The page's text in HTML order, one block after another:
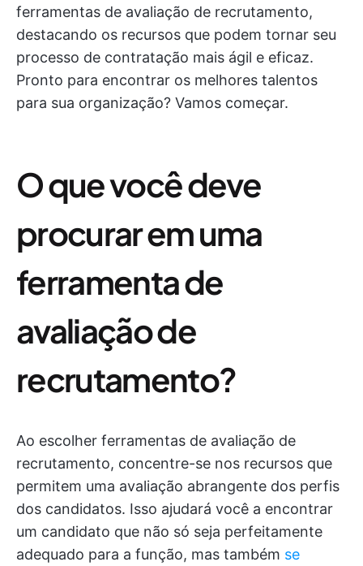
ferramentas de avaliação de recrutamento,
destacando os recursos que podem tornar seu
processo de contratação mais ágil e eficaz.
Pronto para encontrar os melhores talentos
para sua organização? Vamos começar.
O que você deve
procurar em uma
ferramenta de
avaliação de
recrutamento?
Ao escolher ferramentas de avaliação de
recrutamento, concentre-se nos recursos que
permitem uma avaliação abrangente dos perfis
dos candidatos. Isso ajudará você a encontrar
um candidato que não só seja perfeitamente
adequado para a função, mas também se